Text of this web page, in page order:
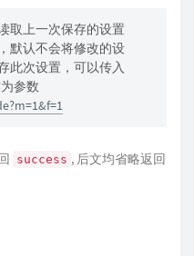
取上一次保存的设置
默认不会将修改的设
此次设置，可以传入
参数
success , 后文均省略返回